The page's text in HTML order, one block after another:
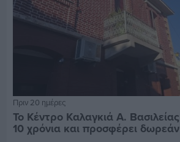
Πριν 20 ημέρες
Το Κέντρο Καλαγκιά Α.
10 χρόνια και προσφέρει δωρεάν